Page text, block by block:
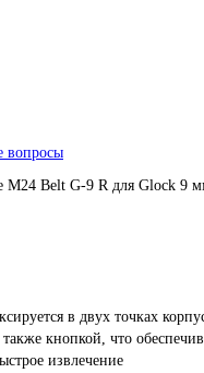
вопросы
M24 Belt G-9 R для Glock 9
в двух точках
кнопкой, что
извлечение